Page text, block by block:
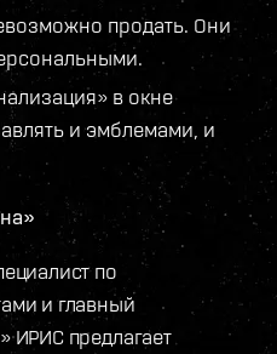
продать. Они
в окне
и эмблемами, и
по
и главный
ИРИС предлагает